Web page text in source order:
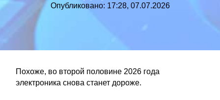
Опубликовано: 17:28, 07.07.2026
Похоже, во второй половине 2026 года
электроника снова станет дороже.
Контакт